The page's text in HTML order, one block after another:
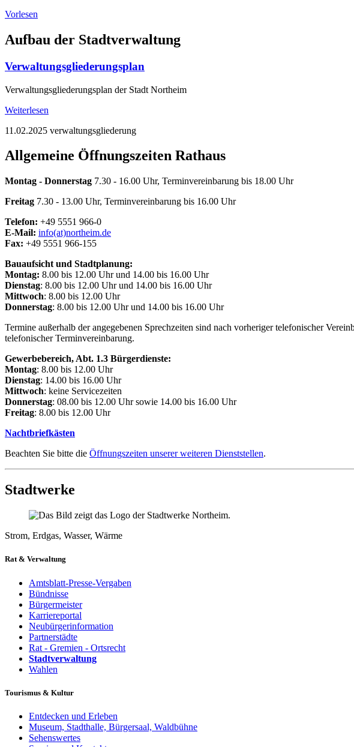
Vorlesen
Aufbau der Stadtverwaltung
Verwaltungsgliederungsplan
Verwaltungsgliederungsplan der Stadt Northeim
Weiterlesen
11.02.2025 verwaltungsgliederung
Allgemeine Öffnungszeiten Rathaus
Montag - Donnerstag 7.30 - 16.00 Uhr, Terminvereinbarung bis 18.00 Uhr
Freitag 7.30 - 13.00 Uhr, Terminvereinbarung bis 16.00 Uhr
Telefon: +49 5551 966-0
E-Mail: info(at)northeim.de
Fax: +49 5551 966-155
Bauaufsicht und Stadtplanung:
Montag: 8.00 bis 12.00 Uhr und 14.00 bis 16.00 Uhr
Dienstag: 8.00 bis 12.00 Uhr und 14.00 bis 16.00 Uhr
Mittwoch: 8.00 bis 12.00 Uhr
Donnerstag: 8.00 bis 12.00 Uhr und 14.00 bis 16.00 Uhr
Termine außerhalb der angegebenen Sprechzeiten sind nach vorheriger telefonischer
telefonischer Terminvereinbarung.
Gewerbebereich, Abt. 1.3 Bürgerdienste:
Montag: 8.00 bis 12.00 Uhr
Dienstag: 14.00 bis 16.00 Uhr
Mittwoch: keine Servicezeiten
Donnerstag: 08.00 bis 12.00 Uhr sowie 14.00 bis 16.00 Uhr
Freitag: 8.00 bis 12.00 Uhr
Nachtbriefkästen
Beachten Sie bitte die Öffnungszeiten unserer weiteren Dienststellen.
Stadtwerke
Strom, Erdgas, Wasser, Wärme
Rat & Verwaltung
Amtsblatt-Presse-Vergaben
Bündnisse
Bürgermeister
Karriereportal
Neubürgerinformation
Partnerstädte
Rat - Gremien - Ortsrecht
Stadtverwaltung
Wahlen
Tourismus & Kultur
Entdecken und Erleben
Museum, Stadthalle, Bürgersaal, Waldbühne
Sehenswertes